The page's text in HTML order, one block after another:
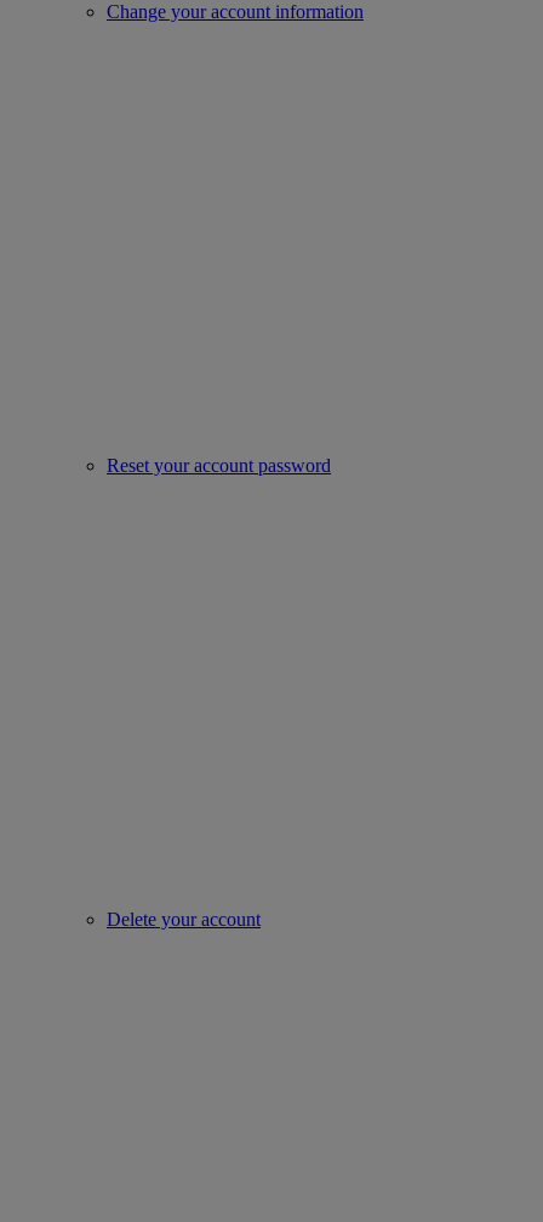
Change your account information
Reset your account password
Delete your account